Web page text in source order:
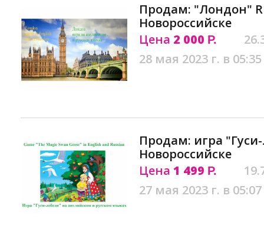
Продам: "Лондон"
Новороссийске
Цена 2 000 Р.
28 мая 2023 г. в 05:35
Продам: игра
Новороссийске
Цена 1 499 Р.
27 мая 2023 г. в 05:07